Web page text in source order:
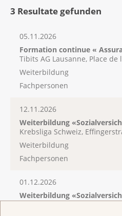
3 Resultate gefunden
05.11.2026
Formation continue «
Tibits AG Lausanne, Place de
Weiterbildung
Fachpersonen
12.11.2026
Weiterbildung
Krebsliga Schweiz,
Weiterbildung
Fachpersonen
01.12.2026
Weiterbildung
Karl der Grosse, Kirchgasse